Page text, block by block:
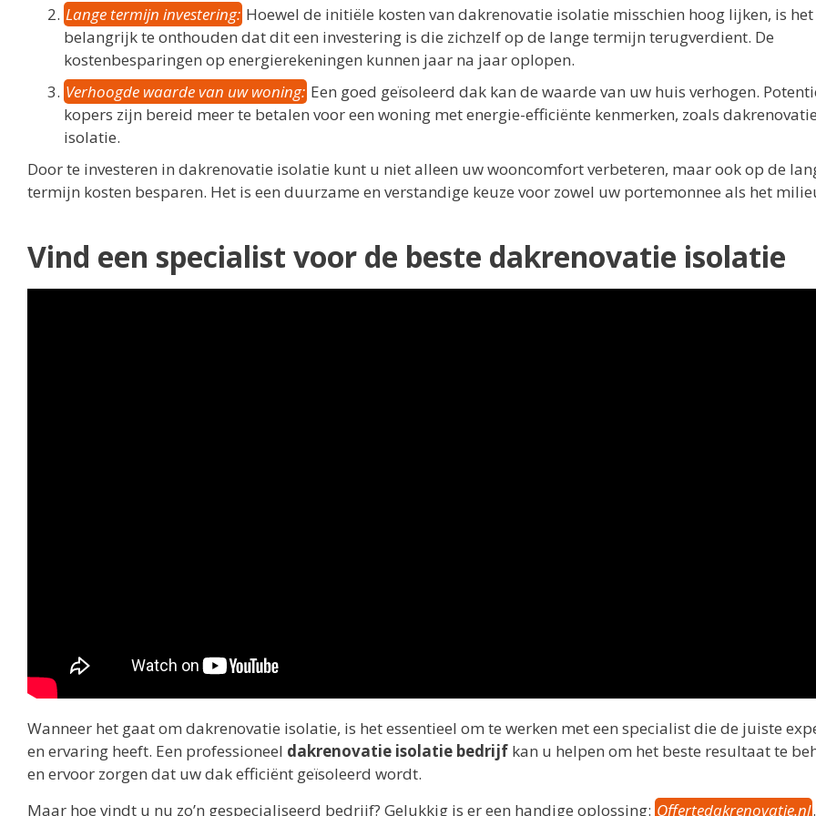
Lange termijn investering: Hoewel de initiële kosten van dakrenovatie isolatie misschien hoog lijken, is het
belangrijk te onthouden dat dit een investering is die zichzelf op de lange termijn terugverdient. De
kostenbesparingen op energierekeningen kunnen jaar na jaar oplopen.
Verhoogde waarde van uw woning: Een goed geïsoleerd dak kan de waarde van uw huis verhogen.
kopers zijn bereid meer te betalen voor een woning met energie-efficiënte kenmerken, zoals dakrenovatie
isolatie.
Door te investeren in dakrenovatie isolatie kunt u niet alleen uw wooncomfort verbeteren, maar ook op de
termijn kosten besparen. Het is een duurzame en verstandige keuze voor zowel uw portemonnee als het
Vind een specialist voor de beste dakrenovatie isolatie
Wanneer het gaat om dakrenovatie isolatie, is het essentieel om te werken met een specialist die de juiste
en ervaring heeft. Een professioneel dakrenovatie isolatie bedrijf kan u helpen om het beste resultaat te
en ervoor zorgen dat uw dak efficiënt geïsoleerd wordt.
Maar hoe vindt u nu zo’n gespecialiseerd bedrijf? Gelukkig is er een handige oplossing: Offertedakrenovatie.nl